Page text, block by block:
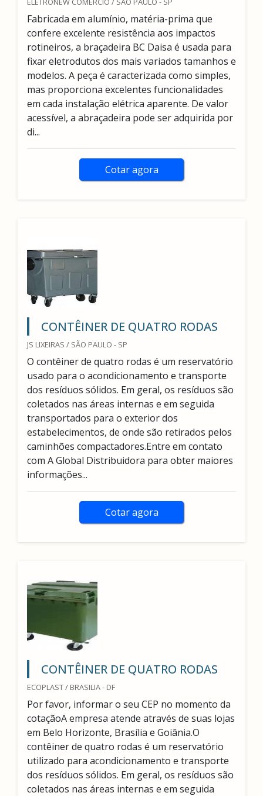
Fabricada em alumínio, matéria-prima que
confere excelente resistência aos impactos
rotineiros, a braçadeira BC Daisa é usada para
fixar eletrodutos dos mais variados tamanhos e
modelos. A peça é caracterizada como simples,
mas proporciona excelentes funcionalidades
em cada instalação elétrica aparente. De valor
acessível, a abraçadeira pode ser adquirida por
di...
Cotar agora
CONTÊINER DE QUATRO RODAS
JS LIXEIRAS / SÃO PAULO - SP
O contêiner de quatro rodas é um reservatório
usado para o acondicionamento e transporte
dos resíduos sólidos. Em geral, os resíduos são
coletados nas áreas internas e em seguida
transportados para o exterior dos
estabelecimentos, de onde são retirados pelos
caminhões compactadores.Entre em contato
com A Global Distribuidora para obter maiores
informações...
Cotar agora
CONTÊINER DE QUATRO RODAS
ECOPLAST / BRASILIA - DF
Por favor, informar o seu CEP no momento da
cotaçãoA empresa atende através de suas lojas
em Belo Horizonte, Brasília e Goiânia.O
contêiner de quatro rodas é um reservatório
utilizado para acondicionamento e transporte
dos resíduos sólidos. Em geral, os resíduos são
coletados nas áreas internas e em seguida